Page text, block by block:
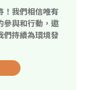
！我們相信唯有
參與和行動，邀
們持續為環境發